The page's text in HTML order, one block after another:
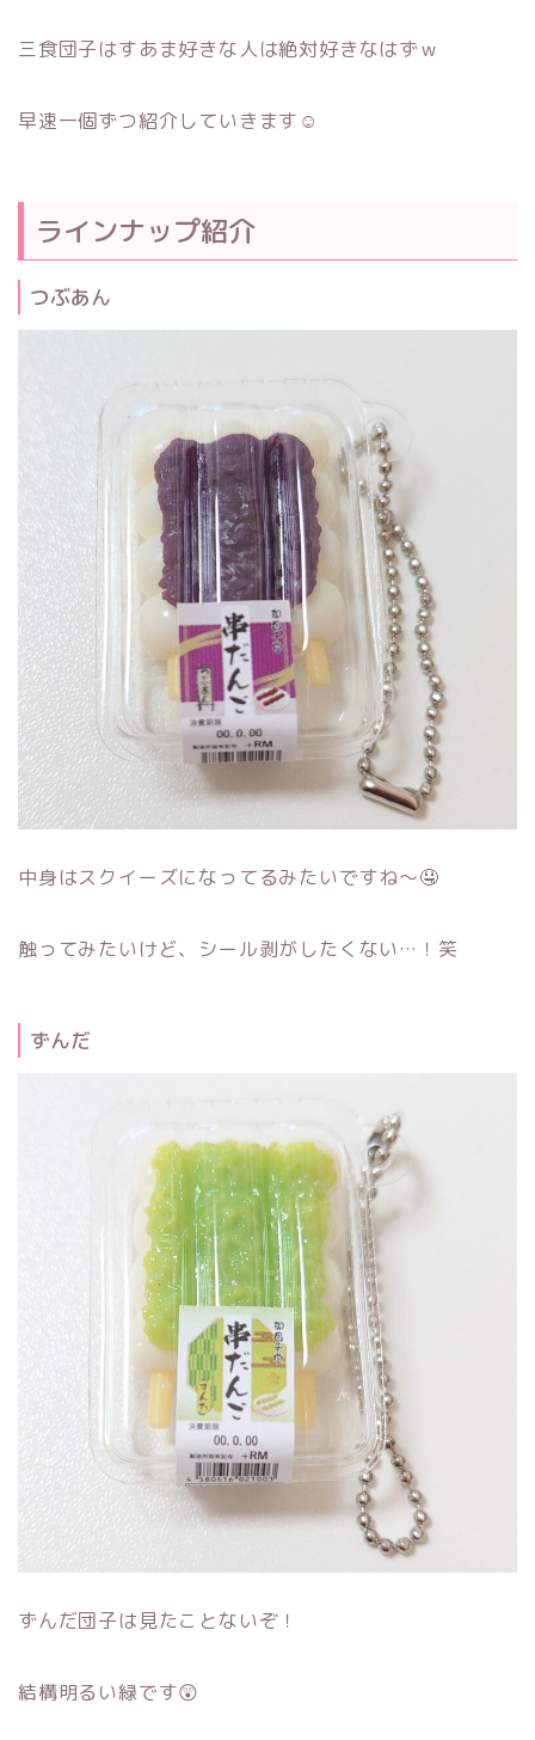
三食団子はすあま好きな人は絶対好きなはずｗ
早速一個ずつ紹介していきます☺
ラインナップ紹介
つぶあん
中身はスクイーズになってるみたいですね～🤤
触ってみたいけど、シール剥がしたくない…！笑
ずんだ
ずんだ団子は見たことないぞ！
結構明るい緑です😲